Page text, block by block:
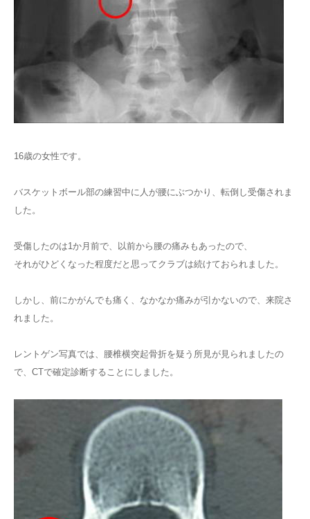
16歳の女性です。
バスケットボール部の練習中に人が腰にぶつかり、転倒し受傷されま
した。
受傷したのは1か月前で、以前から腰の痛みもあったので、
それがひどくなった程度だと思ってクラブは続けておられました。
しかし、前にかがんでも痛く、なかなか痛みが引かないので、来院さ
れました。
レントゲン写真では、腰椎横突起骨折を疑う所見が見られましたの
で、CTで確定診断することにしました。